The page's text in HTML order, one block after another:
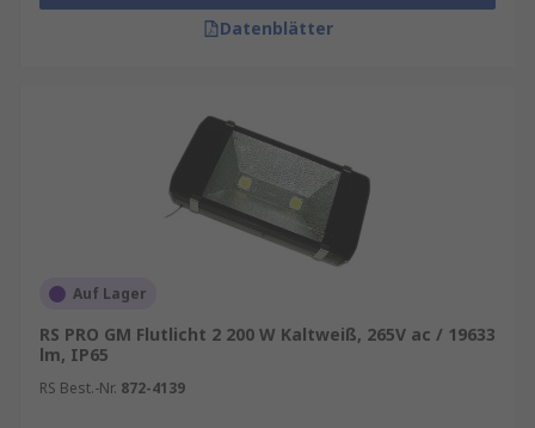
Hohe Energieeffizienz:LEDs verbrauchen
Lange Lebensdauer:Mit bis zu 50.000
Betriebsstunden reduzieren LED-Strahler
Wartungs- und Austauschkosten.
Sofort volle Helligkeit:Kein Aufwärmen,
sofort 100 % Lichtleistung.
Wetterfest & robust:
nach IP65 oder höher zertifiziert.
Umweltfreundlich:
geringere CO₂-Emissionen.
Datenblätter
Auf Lager
RS PRO GM Flutlicht 2 200 W Kaltweiß, 265V ac / 19633
lm, IP65
RS Best.-Nr. 872-4139